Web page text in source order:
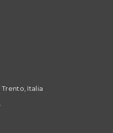
Trento, Italia